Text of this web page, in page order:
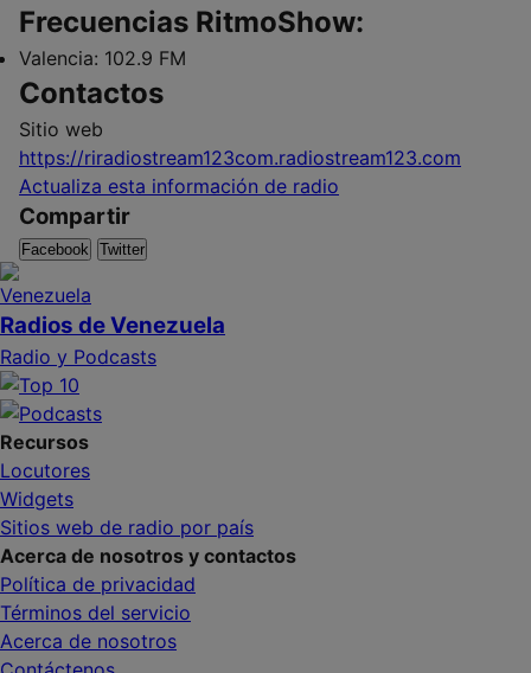
Frecuencias RitmoShow:
Valencia: 102.9 FM
Contactos
Sitio web
https://riradiostream123com.radiostream123.com
Actualiza esta información de radio
Compartir
Facebook Twitter
Radios de Venezuela
Radio y Podcasts
Recursos
Locutores
Widgets
Sitios web de radio por país
Acerca de nosotros y contactos
Política de privacidad
Términos del servicio
Acerca de nosotros